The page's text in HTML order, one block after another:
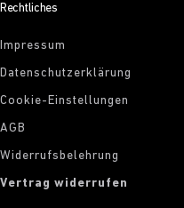
Rechtliches
Impressum
Datenschutzerklärung
Cookie-Einstellungen
AGB
Widerrufsbelehrung
Vertrag widerrufen